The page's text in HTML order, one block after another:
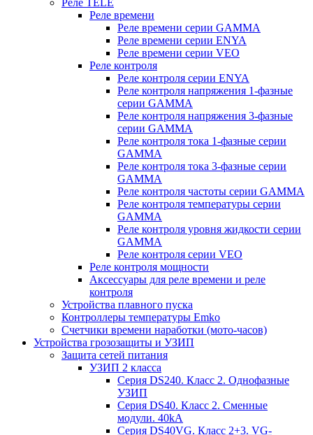
Реле времени
Реле времени серии GAMMA
Реле времени серии ENYA
Реле времени серии VEO
Реле контроля
Реле контроля серии ENYA
Реле контроля напряжения 1-фазные
серии GAMMA
Реле контроля напряжения 3-фазные
серии GAMMA
Реле контроля тока 1-фазные серии
GAMMA
Реле контроля тока 3-фазные серии
GAMMA
Реле контроля частоты серии GAMMA
Реле контроля температуры серии
GAMMA
Реле контроля уровня жидкости серии
GAMMA
Реле контроля серии VEO
Реле контроля мощности
Аксессуары для реле времени и реле
контроля
Устройства плавного пуска
Контроллеры температуры Emko
Счетчики времени наработки (мото-часов)
Устройства грозозащиты и УЗИП
Защита сетей питания
УЗИП 2 класса
Серия DS240. Класс 2. Однофазные
УЗИП
Серия DS40. Класс 2. Сменные
модули. 40kA
Серия DS40VG. Класс 2+3. VG-